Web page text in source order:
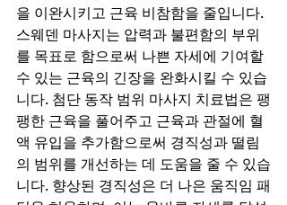
을 이완시키고 근육 비참함을 줄입니다.
스웨덴 마사지는 압력과 불편함의 부위
를 목표로 함으로써 나쁜 자세에 기여할
수 있는 근육의 긴장을 완화시킬 수 있습
니다. 첨단 동작 범위 마사지 치료법은 팽
팽한 근육을 풀어주고 근육과 관절에 혈
액 유입을 추가함으로써 경직성과 떨림
의 범위를 개선하는 데 도움을 줄 수 있습
니다. 향상된 경직성은 더 나은 움직임 패